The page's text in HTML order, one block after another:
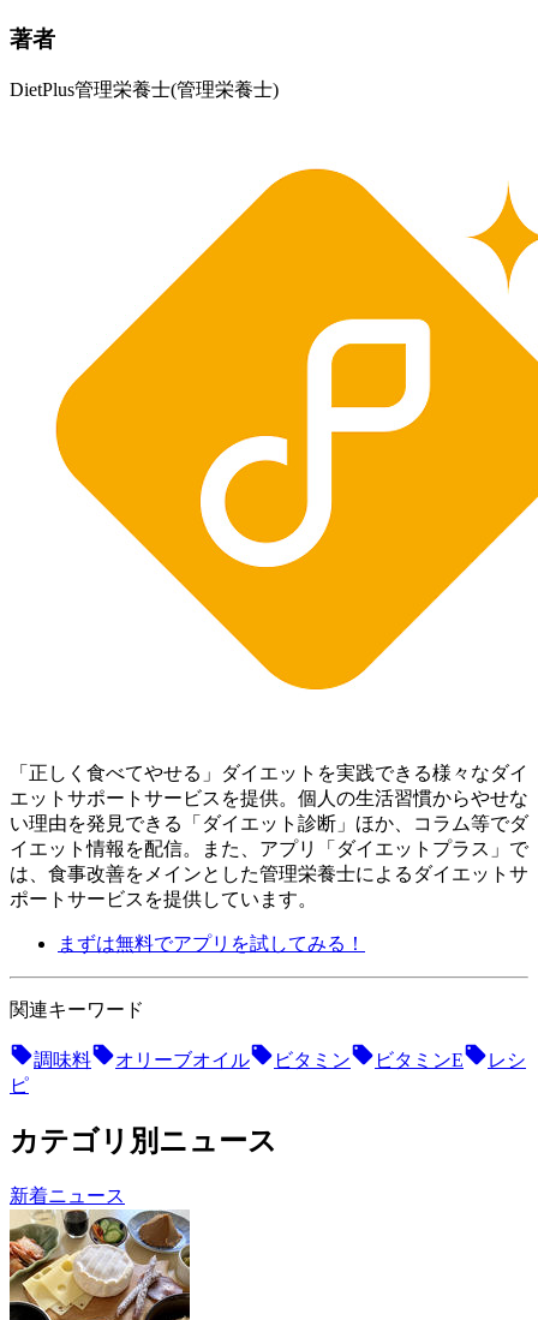
著者
DietPlus管理栄養士(管理栄養士)
「正しく食べてやせる」ダイエットを実践できる様々なダイ
エットサポートサービスを提供。個人の生活習慣からやせな
い理由を発見できる「ダイエット診断」ほか、コラム等でダ
イエット情報を配信。 また、アプリ「ダイエットプラス」で
は、食事改善をメインとした管理栄養士によるダイエットサ
ポートサービスを提供しています。
まずは無料でアプリを試してみる！
関連キーワード
調味料 オリーブオイル ビタミン ビタミンE
レシ
ピ
カテゴリ別ニュース
新着ニュース